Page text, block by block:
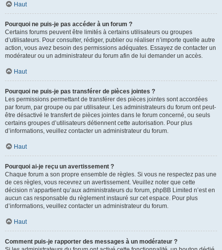
Haut
Pourquoi ne puis-je pas accéder à un forum ?
Certains forums peuvent être limités à certains utilisateurs ou groupes
d’utilisateurs. Pour consulter, rédiger, publier ou réaliser n’importe quelle autre
action, vous avez besoin des permissions adéquates. Essayez de contacter un
modérateur ou un administrateur du forum afin de lui demander un accès.
Haut
Pourquoi ne puis-je pas transférer de pièces jointes ?
Les permissions permettant de transférer des pièces jointes sont accordées
par forum, par groupe ou par utilisateur. Les administrateurs du forum ont peut-
être désactivé le transfert de pièces jointes dans le forum concerné, ou seuls
certains groupes d’utilisateurs détiennent cette autorisation. Pour plus
d’informations, veuillez contacter un administrateur du forum.
Haut
Pourquoi ai-je reçu un avertissement ?
Chaque forum a son propre ensemble de règles. Si vous ne respectez pas une
de ces règles, vous recevrez un avertissement. Veuillez noter que cette
décision n’appartient qu’aux administrateurs du forum, phpBB Limited n’est en
aucun cas responsable du règlement instauré sur cet espace. Pour plus
d’informations, veuillez contacter un administrateur du forum.
Haut
Comment puis-je rapporter des messages à un modérateur ?